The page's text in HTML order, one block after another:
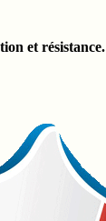
et résistance.